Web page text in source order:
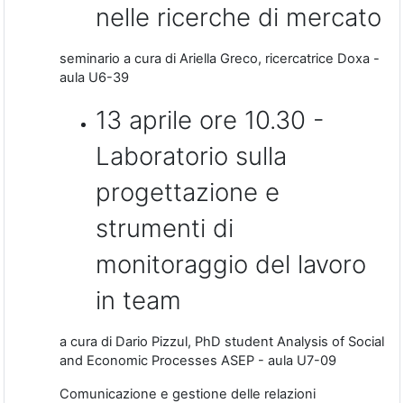
nelle ricerche di mercato
seminario a cura di Ariella Greco, ricercatrice Doxa -
aula U6-39
13 aprile ore 10.30 -
Laboratorio sulla
progettazione e
strumenti di
monitoraggio del lavoro
in team
a cura di Dario Pizzul, PhD student Analysis of Social
and Economic Processes ASEP - aula U7-09
Comunicazione e gestione delle relazioni